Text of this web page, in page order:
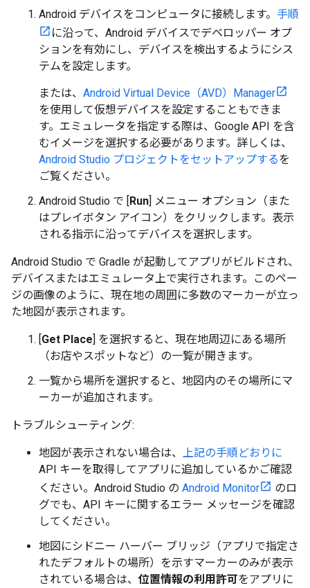
Android デバイスをコンピュータに接続します。 手順
に沿って、Android デバイスでデベロッパー オプ
ションを有効にし、デバイスを検出するようにシス
テムを設定します。
または、 Android Virtual Device（AVD）Manager
を使用して仮想デバイスを設定することもできま
す。エミュレータを指定する際は、Google API を含
むイメージを選択する必要があります。詳しくは、
Android Studio プロジェクトをセットアップするを
ご覧ください。
Android Studio で [Run] メニュー オプション（また
はプレイボタン アイコン）をクリックします。表示
される指示に沿ってデバイスを選択します。
Android Studio で Gradle が起動してアプリがビルドされ、
デバイスまたはエミュレータ上で実行されます。このペー
ジの画像のように、現在地の周囲に多数のマーカーが立っ
た地図が表示されます。
[Get Place] を選択すると、現在地周辺にある場所
（お店やスポットなど）の一覧が開きます。
一覧から場所を選択すると、地図内のその場所にマ
ーカーが追加されます。
トラブルシューティング:
地図が表示されない場合は、
上記の手順どおりに
API キーを取得してアプリに追加しているかご確認
ください。Android Studio の Android Monitor
のロ
グでも、API キーに関するエラー メッセージを確認
してください。
地図にシドニー ハーバー ブリッジ（アプリで指定さ
れたデフォルトの場所）を示すマーカーのみが表示
されている場合は、 位置情報の利用許可をアプリに